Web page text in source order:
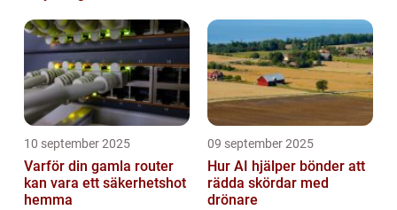
10 september 2025
Varför din gamla router
kan vara ett säkerhetshot
hemma
09 september 2025
Hur AI hjälper bönder att
rädda skördar med
drönare